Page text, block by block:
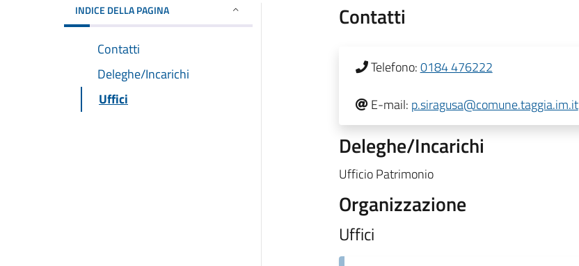
INDICE DELLA PAGINA
Contatti
Deleghe/Incarichi
Uffici
Contatti
Telefono:0184 476222
E-mail: p.siragusa@comune.taggia.im.it
Deleghe/Incarichi
Ufficio Patrimonio
Organizzazione
Uffici